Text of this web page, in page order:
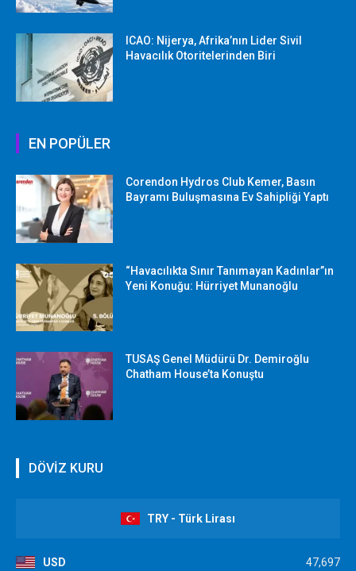
ICAO: Nijerya, Afrika’nın Lider Sivil
Havacılık Otoritelerinden Biri
EN POPÜLER
Corendon Hydros Club Kemer, Basın
Bayramı Buluşmasına Ev Sahipliği Yaptı
“Havacılıkta Sınır Tanımayan Kadınlar”ın
Yeni Konuğu: Hürriyet Munanoğlu
TUSAŞ Genel Müdürü Dr. Demiroğlu
Chatham House’ta Konuştu
DÖVİZ KURU
TRY - Türk Lirası
USD 47,697